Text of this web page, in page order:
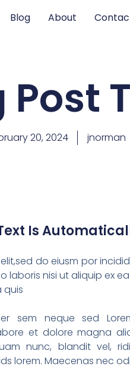
Blog About
Post
20, 2024 jnorman
Is
do eiusm por
laboris nisi ut aliquip ex
quis
sem neque sed
et dolore magna
nunc, blandit vel,
lorem. Maecenas nec